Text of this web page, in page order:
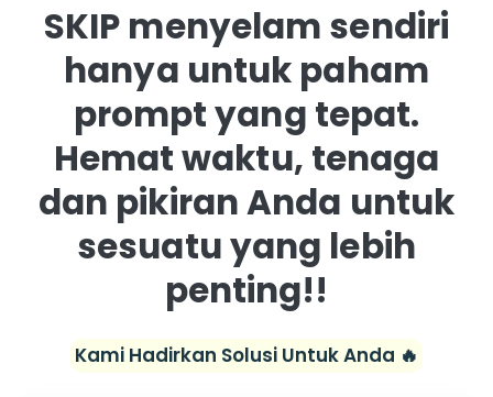
SKIP menyelam sendiri
hanya untuk paham
prompt yang tepat.
Hemat waktu, tenaga
dan pikiran Anda untuk
sesuatu yang lebih
penting!!
Kami Hadirkan Solusi Untuk Anda 🔥